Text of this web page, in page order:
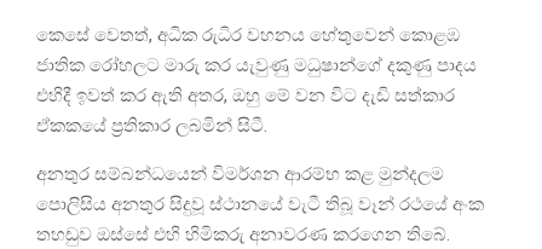
කෙසේ වෙතත්, අධික රුධිර වහනය හේතුවෙන් කොළඹ
ජාතික රෝහලට මාරු කර යැවුණු මධුෂාන්ගේ දකුණු පාදය
එහිදී ඉවත් කර ඇති අතර, ඔහු මේ වන විට දැඩි සත්කාර
ඒකකයේ ප්‍රතිකාර ලබමින් සිටී.
අනතුර සම්බන්ධයෙන් විමර්ශන ආරම්භ කළ මුන්දලම
පොලිසිය අනතුර සිදුවූ ස්ථානයේ වැටී තිබූ වෑන් රථයේ අංක
තහඩුව ඔස්සේ එහි හිමිකරු අනාවරණ කරගෙන තිබේ.